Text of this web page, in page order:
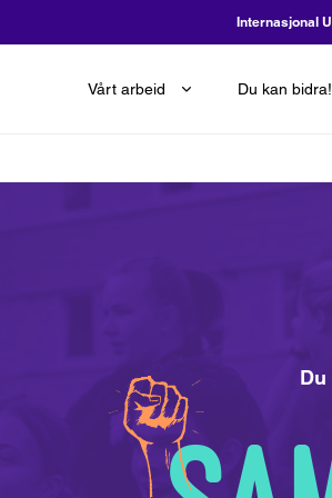
OD-
Vårt arbeid Du kan bidra!
Du